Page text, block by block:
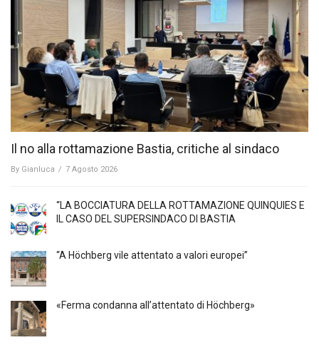
Il no alla rottamazione Bastia, critiche al sindaco
By Gianluca / 7 Agosto 2026
“LA BOCCIATURA DELLA ROTTAMAZIONE QUINQUIES E
IL CASO DEL SUPERSINDACO DI BASTIA
“A Höchberg vile attentato a valori europei”
«Ferma condanna all’attentato di Höchberg»